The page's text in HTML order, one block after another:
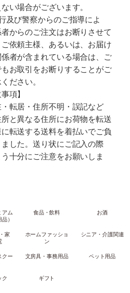
い場合がございます。
及び警察からのご指導によ
からのご注文はお断りさせて
依頼主様、あるいは、お届け
者が含まれている場合は、ご
お取引をお断りすることがご
ださい。
項】
転居・住所不明・誤記など
と異なる住所にお荷物を転送
転送する送料を着払いでご負
した。送り状にご記入の際
十分にご注意をお願いしま
アム
）
食品・飲料 お酒
家
ホームファッショ
ン
シニア・介護関連
クー
文房具・事務用品 ペット用品
ク ギフト